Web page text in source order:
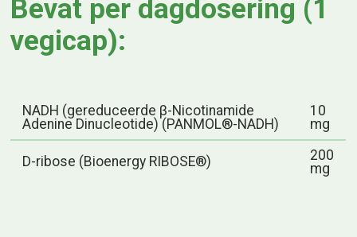
Bevat per dagdosering (1
vegicap):
NADH (gereduceerde β-Nicotinamide
Adenine Dinucleotide) (PANMOL®-NADH)
10
mg
D-ribose (Bioenergy RIBOSE®)
200
mg